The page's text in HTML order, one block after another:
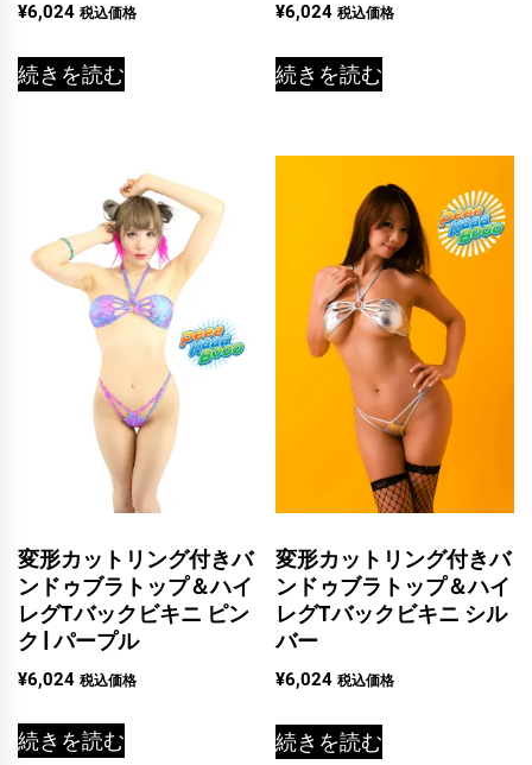
¥6,024 税込価格
続きを読む
¥6,024 税込価格
続きを読む
変形カットリング付きバ
ンドゥブラトップ＆ハイ
レグTバックビキニ ピン
ク | パープル
¥6,024 税込価格
続きを読む
変形カットリング付きバ
ンドゥブラトップ＆ハイ
レグTバックビキニ シル
バー
¥6,024 税込価格
続きを読む